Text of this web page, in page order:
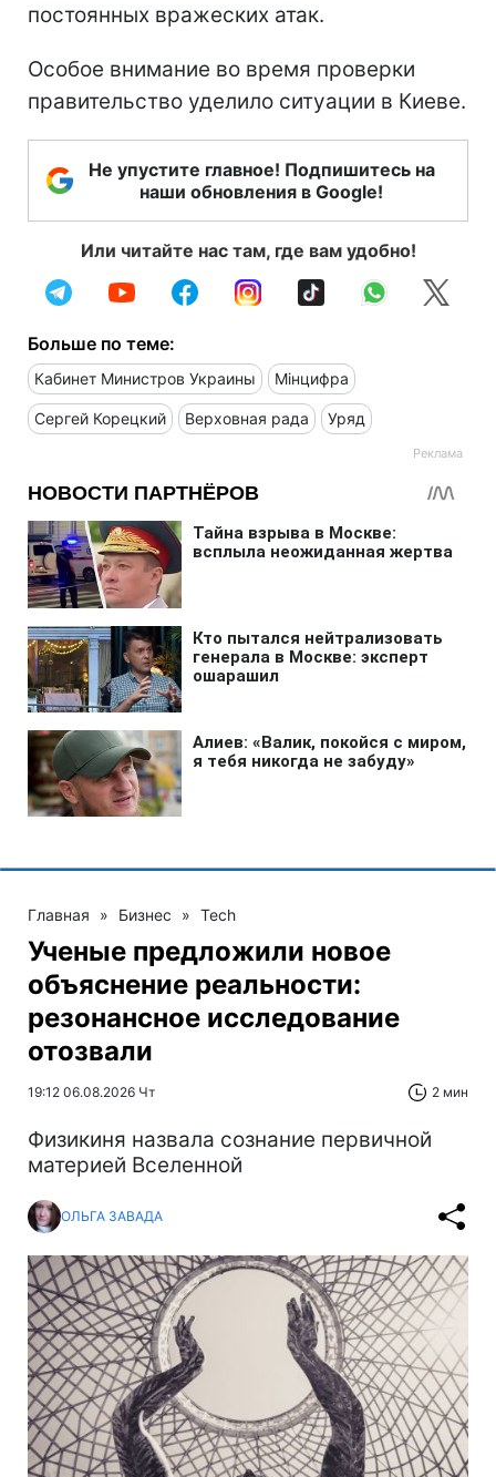
постоянных вражеских атак.
Особое внимание во время проверки
правительство уделило ситуации в Киеве.
Не упустите главное! Подпишитесь на
наши обновления в Google!
Или читайте нас там, где вам удобно!
Больше по теме:
Кабинет Министров Украины Мінцифра
Сергей Корецкий Верховная рада Уряд
Главная » Бизнес » Tech
Ученые предложили новое
объяснение реальности:
резонансное исследование
отозвали
19:12 06.08.2026 Чт 2 мин
Физикиня назвала сознание первичной
материей Вселенной
ОЛЬГА ЗАВАДА